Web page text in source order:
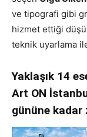
ve tipografi gibi
hizmet ettiği
teknik uyarlama
Yaklaşık 14
Art ON
gününe kadar